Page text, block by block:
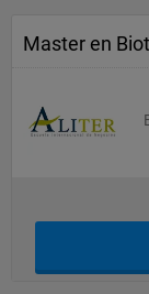
Master en